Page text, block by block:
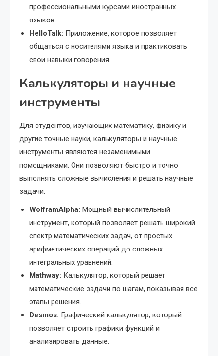
профессиональными курсами иностранных
языков.
HelloTalk: Приложение, которое позволяет
общаться с носителями языка и практиковать
свои навыки говорения.
Калькуляторы и научные
инструменты
Для студентов, изучающих математику, физику и
другие точные науки, калькуляторы и научные
инструменты являются незаменимыми
помощниками. Они позволяют быстро и точно
выполнять сложные вычисления и решать научные
задачи.
WolframAlpha: Мощный вычислительный
инструмент, который позволяет решать широкий
спектр математических задач, от простых
арифметических операций до сложных
интегральных уравнений.
Mathway: Калькулятор, который решает
математические задачи по шагам, показывая все
этапы решения.
Desmos: Графический калькулятор, который
позволяет строить графики функций и
анализировать данные.